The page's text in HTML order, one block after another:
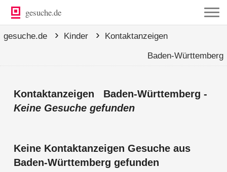
gesuche.de
gesuche.de › Kinder › Kontaktanzeigen
Baden-Württemberg
Kontaktanzeigen Baden-Württemberg -
Keine Gesuche gefunden
Keine Kontaktanzeigen Gesuche aus
Baden-Württemberg gefunden